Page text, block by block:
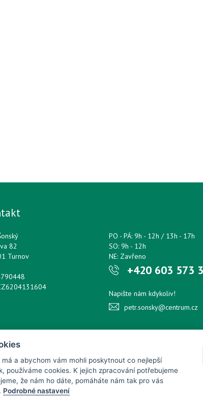
82
Turnov
PO - PÁ: 9h - 12h / 13h - 17h
SO: 9h - 12h
NE: Zavřeno
+420 603 573
Napište nám kdykoliv!
petr.sonsky@centrum.cz
má a abychom vám mohli poskytnout co nejlepší
používáme cookies. K jejich zpracování potřebujeme
že nám ho dáte, pomáháte nám tak pro vás
Podrobné nastavení